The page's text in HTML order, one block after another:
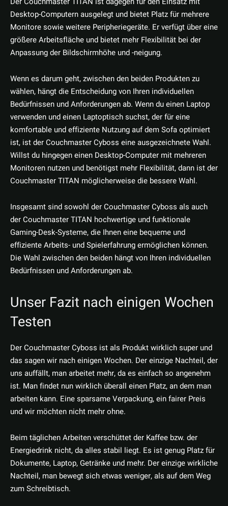
Desktop-Computern ausgelegt und bietet Platz für mehrere
Monitore sowie weitere Peripheriegeräte. Er verfügt über eine
größere Arbeitsfläche und bietet mehr Flexibilität bei der
Anpassung der Bildschirmhöhe und -neigung.
Wenn es darum geht, zwischen den beiden Produkten zu
wählen, hängt die Entscheidung von Ihren individuellen
Bedürfnissen und Anforderungen ab. Wenn du einen Laptop
verwenden und einen Laptoptisch suchst, der für eine
komfortable und effiziente Nutzung auf dem Sofa optimiert
ist, ist der Couchmaster Cyboss eine ausgezeichnete Wahl.
Willst du hingegen einen Desktop-Computer mit mehreren
Monitoren nutzen und benötigst mehr Flexibilität, dann ist der
Couchmaster TITAN möglicherweise die bessere Wahl.
Insgesamt sind sowohl der Couchmaster Cyboss als auch
der Couchmaster TITAN hochwertige und funktionale
Gaming-Desk-Systeme, die Ihnen eine bequeme und
effiziente Arbeits- und Spielerfahrung ermöglichen können.
Die Wahl zwischen den beiden hängt von Ihren individuellen
Bedürfnissen und Anforderungen ab.
Unser Fazit nach einigen Wochen
Testen
Der Couchmaster Cyboss ist als Produkt wirklich super und
das sagen wir nach einigen Wochen. Der einzige Nachteil, der
uns auffällt, man arbeitet mehr, da es einfach so angenehm
ist. Man findet nun wirklich überall einen Platz, an dem man
arbeiten kann. Eine sparsame Verpackung, ein fairer Preis
und wir möchten nicht mehr ohne.
Beim täglichen Arbeiten verschüttet der Kaffee bzw. der
Energiedrink nicht, da alles stabil liegt. Es ist genug Platz für
Dokumente, Laptop, Getränke und mehr. Der einzige wirkliche
Nachteil, man bewegt sich etwas weniger, als auf dem Weg
zum Schreibtisch.